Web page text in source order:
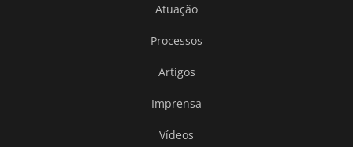
Atuação
Processos
Artigos
Imprensa
Vídeos